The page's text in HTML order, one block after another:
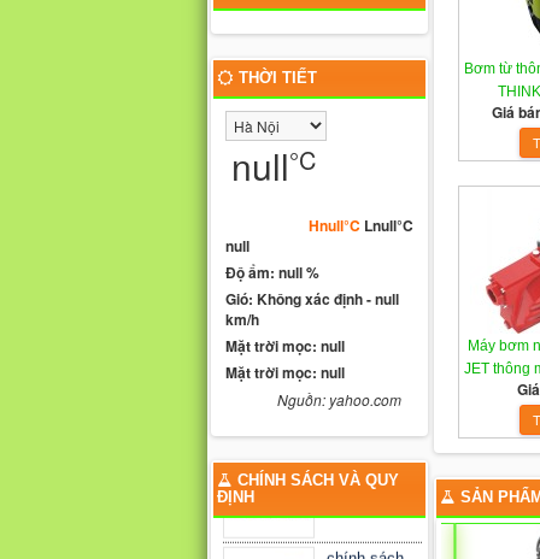
THỜI TIẾT
null°C
Hnull°C Lnull°C
null
Độ ẩm: null %
Gió: Không xác định - null
km/h
Mặt trời mọc: null
Mặt trời mọc: null
Nguồn: yahoo.com
CHÍNH SÁCH VÀ QUY
ĐỊNH
bảo hành
vận chuyển
Bơm từ
Giá
Máy bơm
JET thông
SẢN